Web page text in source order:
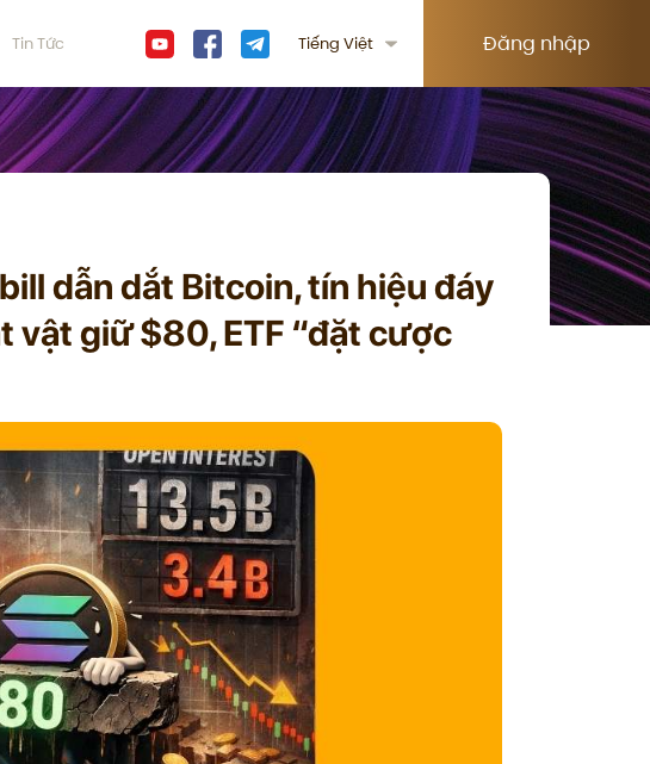
Tin Tức Tiếng Việt Đăng nhập
dẫn dắt Bitcoin, tín hiệu đáy
vật giữ $80, ETF “đặt cược